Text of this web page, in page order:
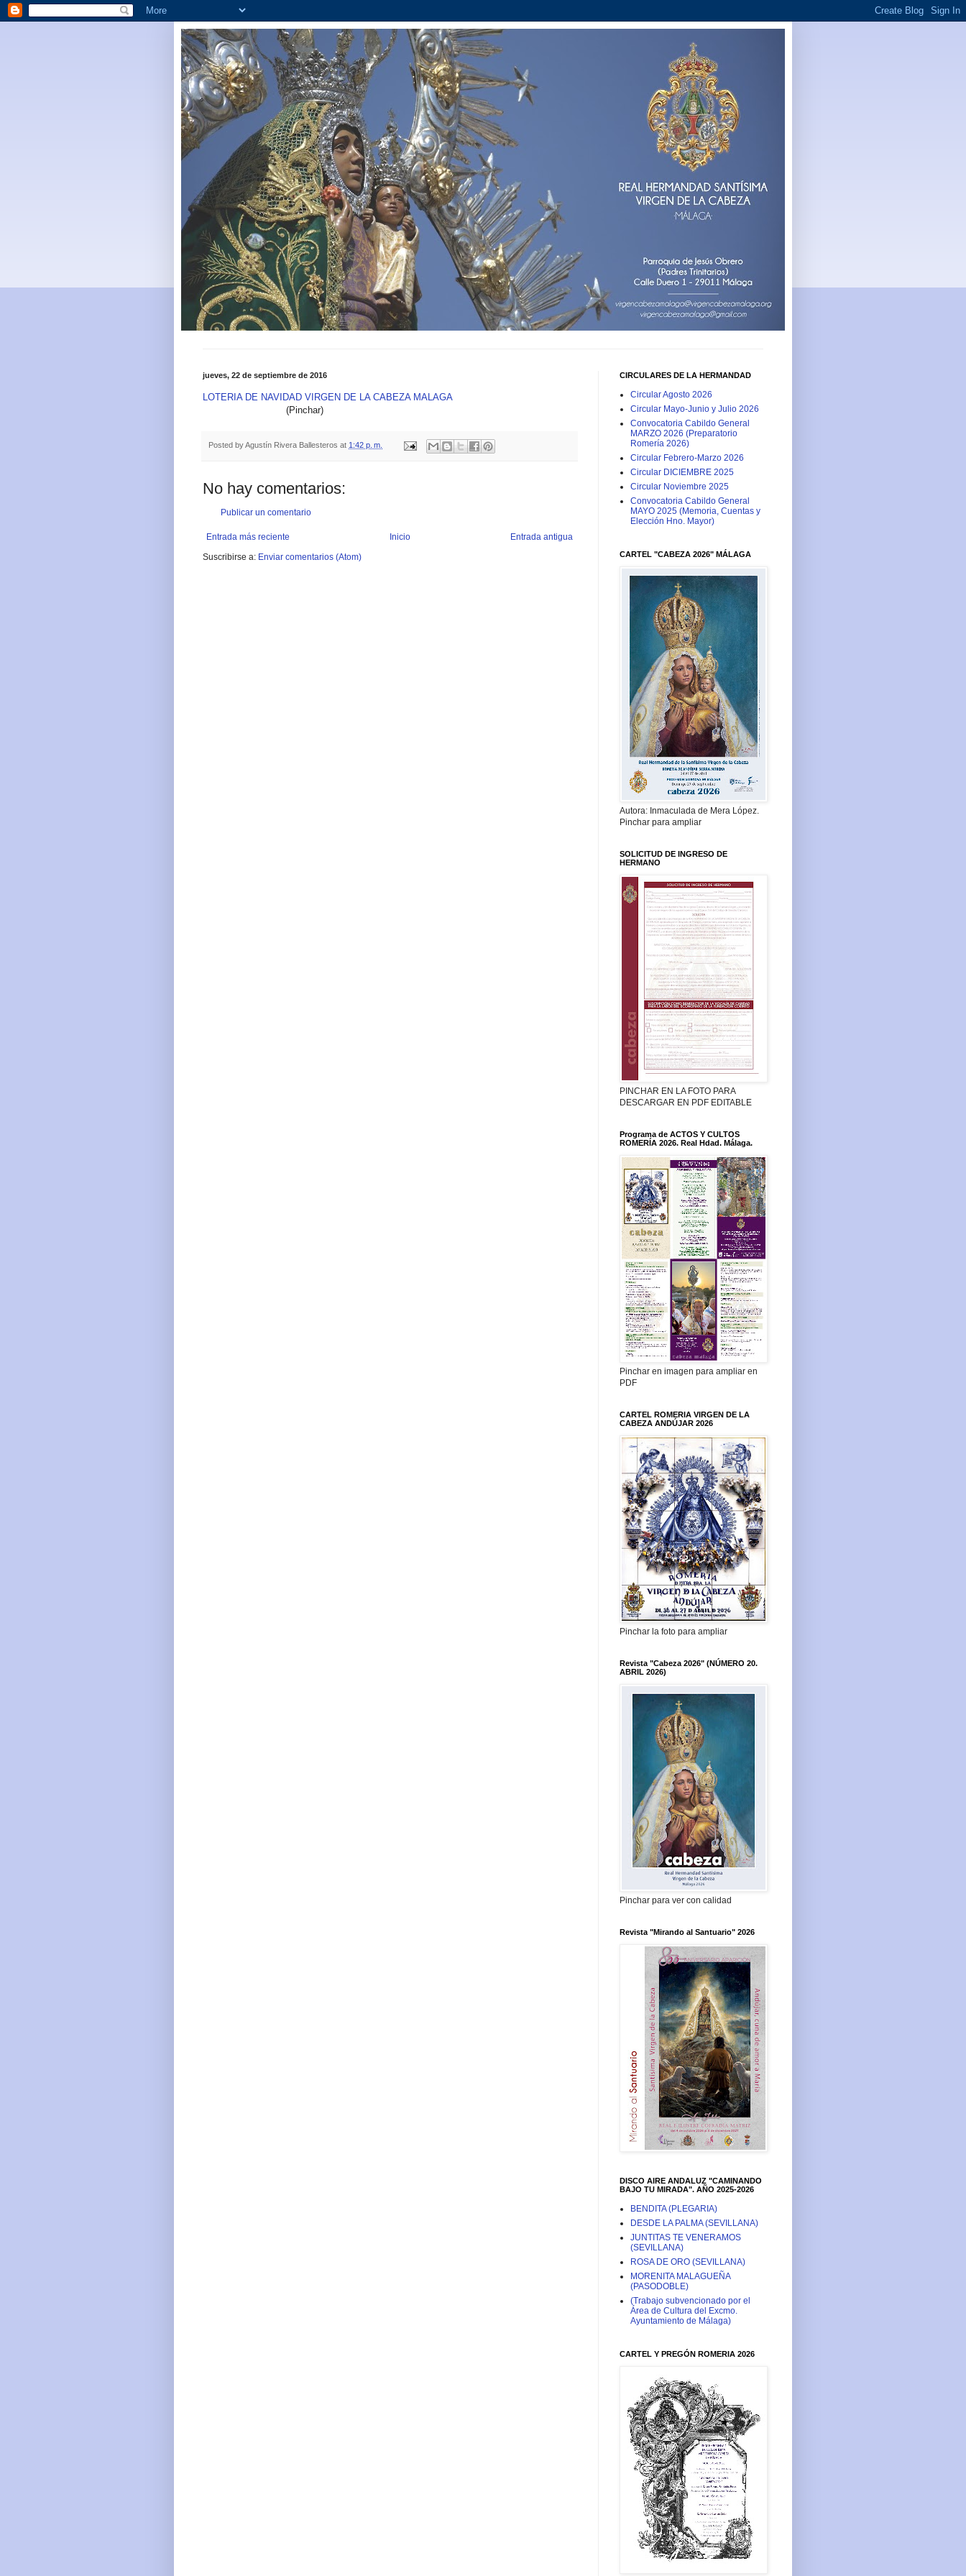
jueves, 22 de septiembre de 2016
LOTERIA DE NAVIDAD VIRGEN DE LA CABEZA MALAGA
(Pinchar)
Posted byAgustín Rivera Ballesteros at 1:42 p. m.
No hay comentarios:
Publicar un comentario
Entrada más reciente Entrada antigua
Inicio
Suscribirse a: Enviar comentarios (Atom)
CIRCULARES DE LA HERMANDAD
Circular Agosto 2026
Circular Mayo-Junio y Julio 2026
Convocatoria Cabildo General
MARZO 2026 (Preparatorio
Romería 2026)
Circular Febrero-Marzo 2026
Circular DICIEMBRE 2025
Circular Noviembre 2025
Convocatoria Cabildo General
MAYO 2025 (Memoria, Cuentas y
Elección Hno. Mayor)
CARTEL "CABEZA 2026" MÁLAGA
Autora: Inmaculada de Mera López.
Pinchar para ampliar
SOLICITUD DE INGRESO DE
HERMANO
PINCHAR EN LA FOTO PARA
DESCARGAR EN PDF EDITABLE
Programa de ACTOS Y CULTOS
ROMERÍA 2026. Real Hdad. Málaga.
Pinchar en imagen para ampliar en
PDF
CARTEL ROMERIA VIRGEN DE LA
CABEZA ANDÚJAR 2026
Pinchar la foto para ampliar
Revista "Cabeza 2026" (NÚMERO 20.
ABRIL 2026)
Pinchar para ver con calidad
Revista "Mirando al Santuario" 2026
DISCO AIRE ANDALUZ "CAMINANDO
BAJO TU MIRADA". AÑO 2025-2026
BENDITA (PLEGARIA)
DESDE LA PALMA (SEVILLANA)
JUNTITAS TE VENERAMOS
(SEVILLANA)
ROSA DE ORO (SEVILLANA)
MORENITA MALAGUEÑA
(PASODOBLE)
(Trabajo subvencionado por el
Área de Cultura del Excmo.
Ayuntamiento de Málaga)
CARTEL Y PREGÓN ROMERIA 2026